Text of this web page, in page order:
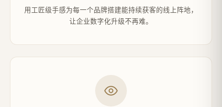
用工匠级手感为每一个品牌搭建能持续获客的线上阵地，
让企业数字化升级不再难。